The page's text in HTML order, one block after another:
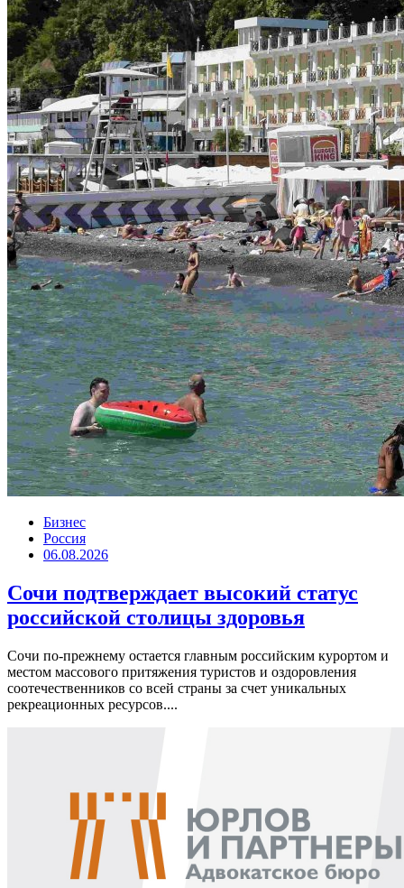
Бизнес
Россия
06.08.2026
Сочи подтверждает высокий статус
российской столицы здоровья
Сочи по-прежнему остается главным российским курортом и
местом массового притяжения туристов и оздоровления
соотечественников со всей страны за счет уникальных
рекреационных ресурсов....